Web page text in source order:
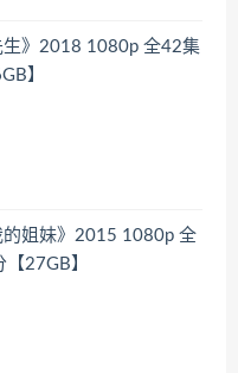
生》2018 1080p 全42集
】
的姐妹》2015 1080p 全
27GB】